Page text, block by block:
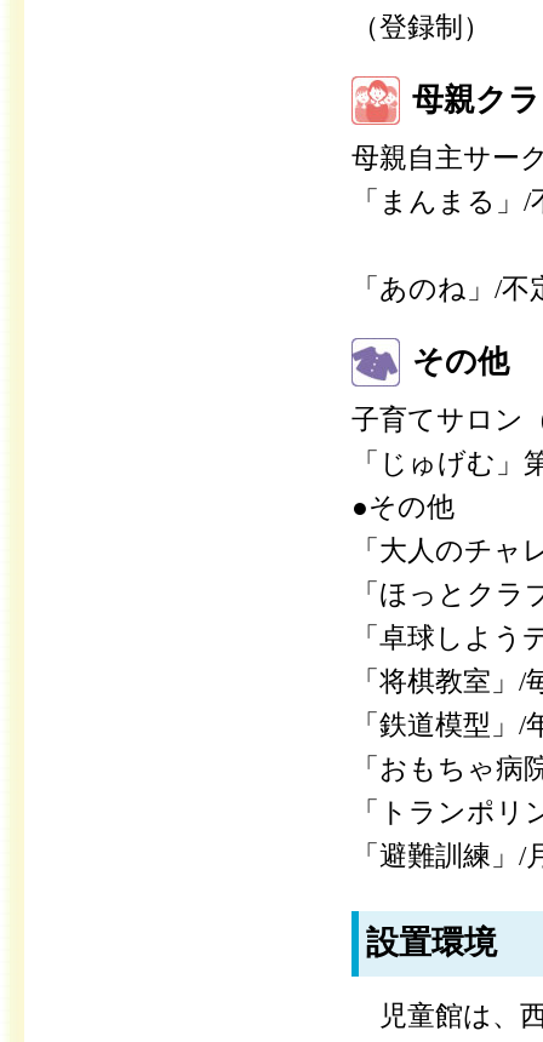
（登録制）
母親ク
母親自主サー
「まんまる」
「あのね」/
その他
子育てサロン
「じゅげむ」
●その他
「大人のチャ
「ほっとクラ
「卓球しよう
「将棋教室」
「鉄道模型」/
「おもちゃ病
「トランポリ
「避難訓練」/
設置環境
児童館は、